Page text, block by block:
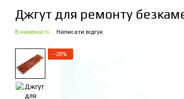
Джгут для ремонту
В наявності Написати відгук
−28%